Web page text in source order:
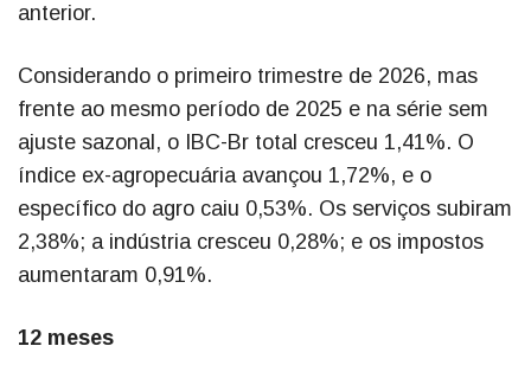
anterior.
Considerando o primeiro trimestre de 2026, mas
frente ao mesmo período de 2025 e na série sem
ajuste sazonal, o IBC-Br total cresceu 1,41%. O
índice ex-agropecuária avançou 1,72%, e o
específico do agro caiu 0,53%. Os serviços subiram
2,38%; a indústria cresceu 0,28%; e os impostos
aumentaram 0,91%.
12 meses